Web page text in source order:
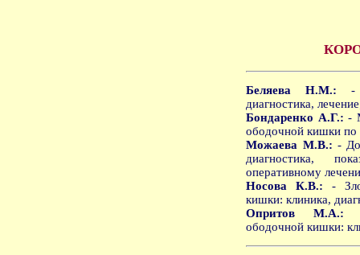
Беляева Н.М.: -
диагностика,
Бондаренко А.Г.: -
ободочной кишки по
Можаева М.В.: -
диагностика,
оперативному
Носова К.В.: -
кишки: клиника,
Опритов М.А.:
ободочной кишки: